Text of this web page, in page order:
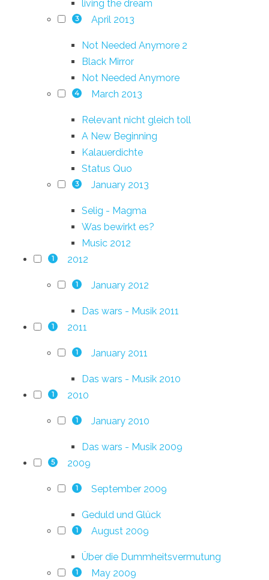
living the dream
3 April 2013
Not Needed Anymore 2
Black Mirror
Not Needed Anymore
4 March 2013
Relevant nicht gleich toll
A New Beginning
Kalauerdichte
Status Quo
3 January 2013
Selig - Magma
Was bewirkt es?
Music 2012
1 2012
1 January 2012
Das wars - Musik 2011
1 2011
1 January 2011
Das wars - Musik 2010
1 2010
1 January 2010
Das wars - Musik 2009
5 2009
1 September 2009
Geduld und Glück
1 August 2009
Über die Dummheitsvermutung
1 May 2009